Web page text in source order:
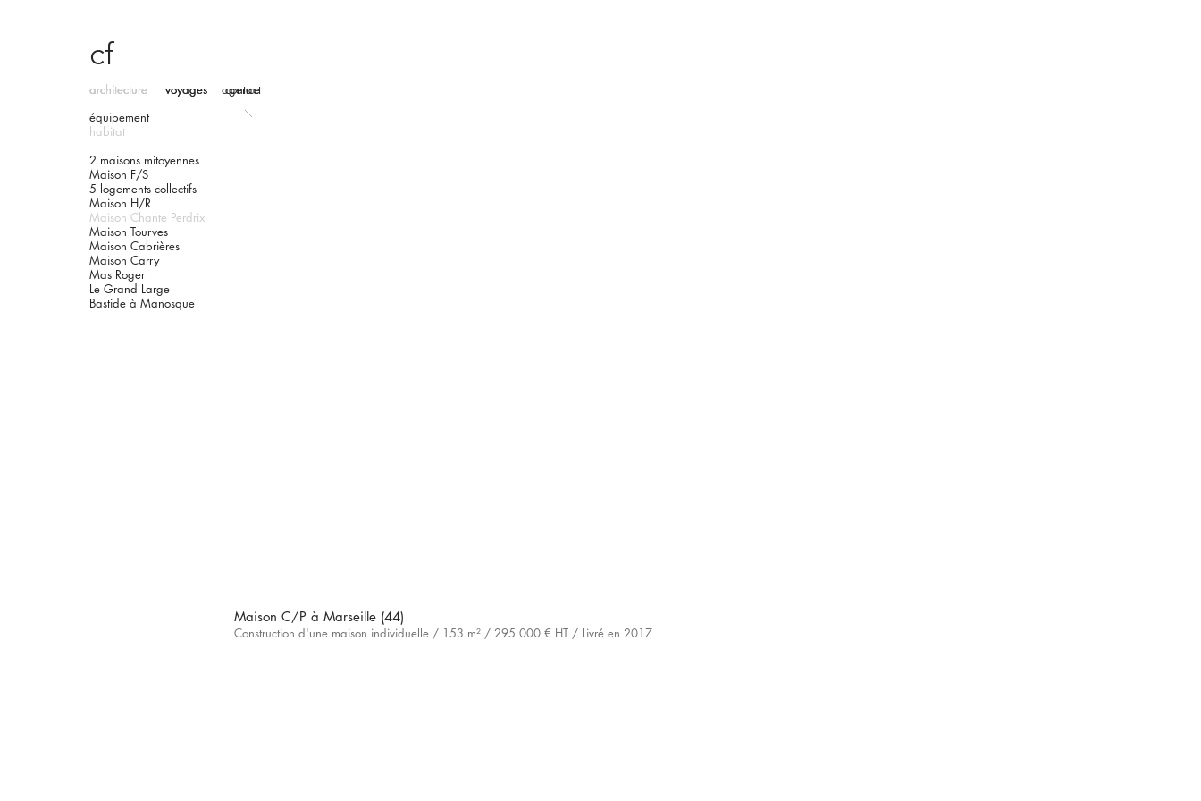
architecture voyages agence
cf
équipement
habitat
2 maisons mitoyennes
Maison F/S
5 logements collectifs
Maison H/R
Maison Chante Perdrix
Maison Tourves
Maison Cabrières
Maison Carry
Mas Roger
Le Grand Large
Bastide à Manosque
architecture voyages contact
Maison C/P à Marseille (44)
Construction d'une maison individuelle / 153 m² / 295 000 € HT / Livré en 2017